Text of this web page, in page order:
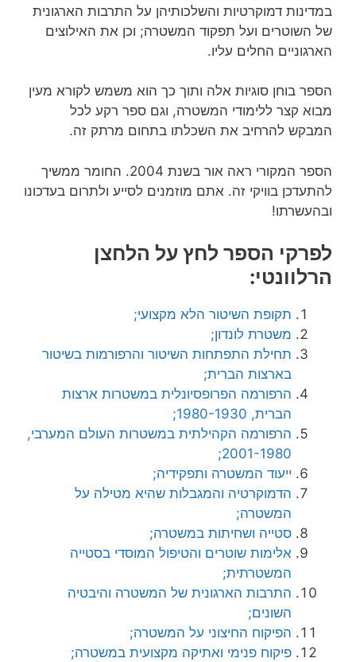
במדינות דמוקרטיות והשלכותיהן על התרבות הארגונית
של השוטרים ועל תפקוד המשטרה; וכן את האילוצים
הארגוניים החלים עליו.
הספר בוחן סוגיות אלה ותוך כך הוא משמש לקורא מעין
מבוא קצר ללימודי המשטרה, וגם ספר רקע לכל
המבקש להרחיב את השכלתו בתחום מרתק זה.
הספר המקורי ראה אור בשנת 2004. החומר ממשיך
להתעדכן בוויקי זה. אתם מוזמנים לסייע ולתרום בעדכונו
ובהעשרתו!
לפרקי הספר לחץ על הלחצן
הרלוונטי:
תקופת השיטור הלא מקצועי;
משטרת לונדון;
תחילת התפתחות השיטור והרפורמות בשיטור
בארצות הברית;
הרפורמה הפרופסיונלית במשטרות ארצות
הברית, 1980-1930;
הרפורמה הקהילתית במשטרות העולם המערבי,
2001-1980;
ייעוד המשטרה ותפקידיה;
הדמוקרטיה והמגבלות שהיא מטילה על
המשטרה;
סטייה ושחיתות במשטרה;
אלימות שוטרים והטיפול המוסדי בסטייה
המשטרתית;
התרבות הארגונית של המשטרה והיבטיה
השונים;
הפיקוח החיצוני על המשטרה;
פיקוח פנימי ואתיקה מקצועית במשטרה;